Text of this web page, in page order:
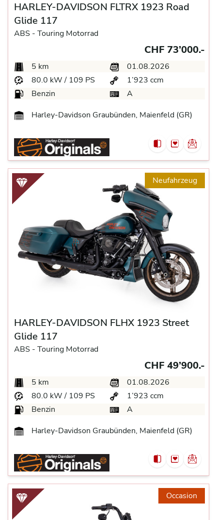
HARLEY-DAVIDSON FLTRX 1923 Road
Glide 117
ABS - Touring Motorrad
CHF 73’000.-
5 km
01.08.2026
80.0 kW / 109 PS
1’923 ccm
Benzin
A
Harley-Davidson Graubünden, Maienfeld (GR)
Neufahrzeug
HARLEY-DAVIDSON FLHX 1923 Street
Glide 117
ABS - Touring Motorrad
CHF 49’900.-
5 km
01.08.2026
80.0 kW / 109 PS
1’923 ccm
Benzin
A
Harley-Davidson Graubünden, Maienfeld (GR)
Occasion